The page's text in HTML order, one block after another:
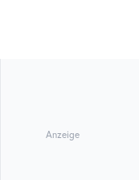
Anzeige